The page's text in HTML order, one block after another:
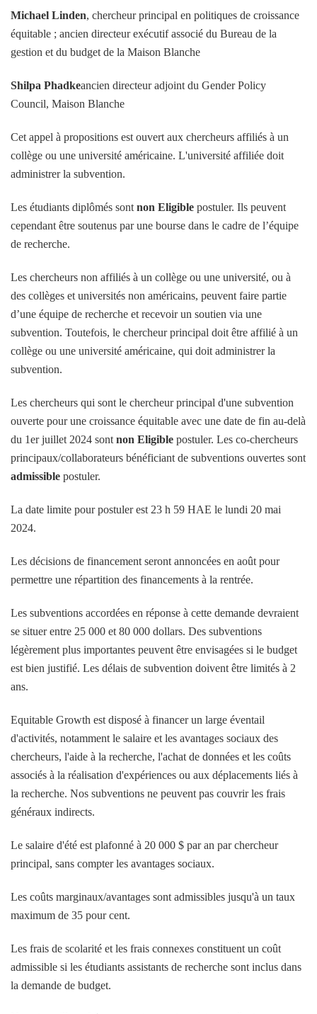
Michael Linden, chercheur principal en politiques de croissance
équitable ; ancien directeur exécutif associé du Bureau de la
gestion et du budget de la Maison Blanche
Shilpa Phadkeancien directeur adjoint du Gender Policy
Council, Maison Blanche
Cet appel à propositions est ouvert aux chercheurs affiliés à un
collège ou une université américaine. L'université affiliée doit
administrer la subvention.
Les étudiants diplômés sont non Eligible postuler. Ils peuvent
cependant être soutenus par une bourse dans le cadre de l’équipe
de recherche.
Les chercheurs non affiliés à un collège ou une université, ou à
des collèges et universités non américains, peuvent faire partie
d’une équipe de recherche et recevoir un soutien via une
subvention. Toutefois, le chercheur principal doit être affilié à un
collège ou une université américaine, qui doit administrer la
subvention.
Les chercheurs qui sont le chercheur principal d'une subvention
ouverte pour une croissance équitable avec une date de fin au-delà
du 1er juillet 2024 sont non Eligible postuler. Les co-chercheurs
principaux/collaborateurs bénéficiant de subventions ouvertes sont
admissible postuler.
La date limite pour postuler est 23 h 59 HAE le lundi 20 mai
2024.
Les décisions de financement seront annoncées en août pour
permettre une répartition des financements à la rentrée.
Les subventions accordées en réponse à cette demande devraient
se situer entre 25 000 et 80 000 dollars. Des subventions
légèrement plus importantes peuvent être envisagées si le budget
est bien justifié. Les délais de subvention doivent être limités à 2
ans.
Equitable Growth est disposé à financer un large éventail
d'activités, notamment le salaire et les avantages sociaux des
chercheurs, l'aide à la recherche, l'achat de données et les coûts
associés à la réalisation d'expériences ou aux déplacements liés à
la recherche. Nos subventions ne peuvent pas couvrir les frais
généraux indirects.
Le salaire d'été est plafonné à 20 000 $ par an par chercheur
principal, sans compter les avantages sociaux.
Les coûts marginaux/avantages sont admissibles jusqu'à un taux
maximum de 35 pour cent.
Les frais de scolarité et les frais connexes constituent un coût
admissible si les étudiants assistants de recherche sont inclus dans
la demande de budget.